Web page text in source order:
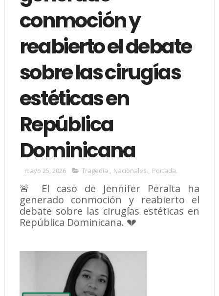
conmoción y
reabierto el debate
sobre las cirugías
estéticas en
República
Dominicana
mayo 25, 2026 Tragedia , Nacionales., Portada.
🚨 El caso de Jennifer Peralta ha
generado conmoción y reabierto el
debate sobre las cirugías estéticas en
República Dominicana. 💔